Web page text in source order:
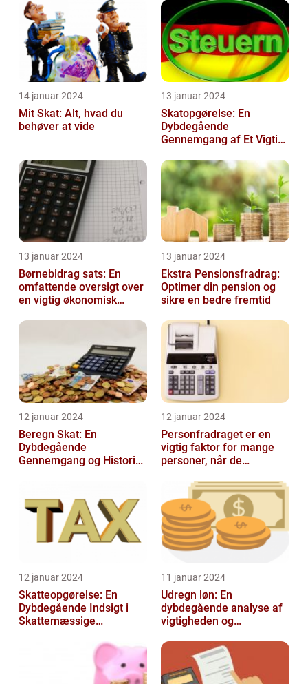
14 januar 2024
Mit Skat: Alt, hvad du
behøver at vide
13 januar 2024
Skatopgørelse: En
Dybdegående
Gennemgang af Et Vigtigt
Finansfolk
13 januar 2024
Børnebidrag sats: En
omfattende oversigt over
en vigtig økonomisk
13 januar 2024
Ekstra Pensionsfradrag:
Optimer din pension og
sikre en bedre fremtid
12 januar 2024
Beregn Skat: En
Dybdegående
Gennemgang og Historisk
12 januar 2024
Personfradraget er en
vigtig faktor for mange
personer, når de
til Skattem...
12 januar 2024
Skatteopgørelse: En
Dybdegående Indsigt i
Skattemæssige
11 januar 2024
Udregn løn: En
dybdegående analyse af
vigtigheden og
lønudregninger